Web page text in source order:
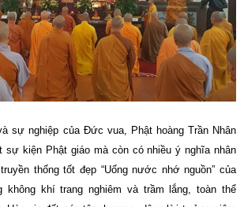
sự nghiệp của Đức vua, Phật hoàng Trần Nhân
sự kiện Phật giáo mà còn có nhiều ý nghĩa nhân
thống tốt đẹp “Uống nước nhớ nguồn” của
không khí trang nghiêm và trầm lắng, toàn thể